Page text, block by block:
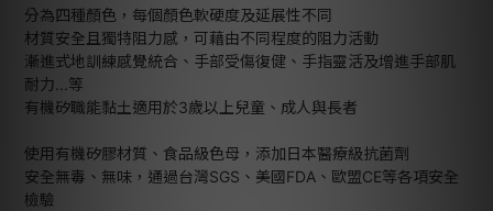
分為四種顏色，每個顏色軟硬度及延展性不同
材質安全且獨特阻力感，可藉由不同程度的阻力活動
漸進式地訓練感覺統合、手部受傷復健、手指靈活及增進手部肌
耐力...等
有機矽職能黏土適用於3歲以上兒童、成人與長者
使用有機矽膠材質、食品級色母，添加日本醫療級抗菌劑
安全無毒、無味，通過台灣SGS、美國FDA、歐盟CE等各項安全
檢驗